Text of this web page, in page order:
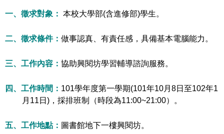
一、 徵求對象： 本校大學部(含進修部)學生。
二、徵求條件： 做事認真、有責任感，具備基本電腦能力。
三、工作內容： 協助興閱坊學習輔導諮詢服務。
四、工作時間： 101學年度第一學期(101年10月 8日至102年1
月 11 日 ) ，採排班制（時段為11:00~21:00）。
五、工作地點： 圖書館地下一樓興閱坊。